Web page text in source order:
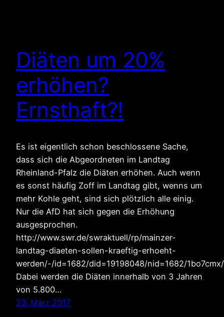
Diäten um 20%
erhöhen?
Ernsthaft?!
Es ist eigentlich schon beschlossene Sache,
dass sich die Abgeordneten im Landtag
Rheinland-Pfalz die Diäten erhöhen. Auch wenn
es sonst häufig Zoff im Landtag gibt, wenns um
mehr Kohle geht, sind sich plötzlich alle einig.
Nur die AfD hat sich gegen die Erhöhung
ausgesprochen.
http://www.swr.de/swraktuell/rp/mainzer-
landtag-diaeten-sollen-kraeftig-erhoeht-
werden/-/id=1682/did=19198048/nid=1682/
Dabei werden die Diäten innerhalb von 3 Jahren
von 5.800…
23. März 2017